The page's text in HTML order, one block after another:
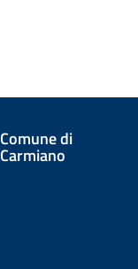
Comune di
Carmiano